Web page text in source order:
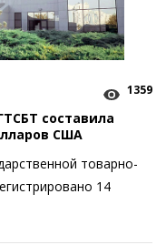
1359
составила
США
товарно-
14